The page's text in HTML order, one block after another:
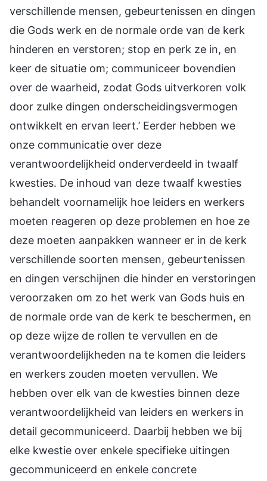
verschillende mensen, gebeurtenissen en dingen
die Gods werk en de normale orde van de kerk
hinderen en verstoren; stop en perk ze in, en
keer de situatie om; communiceer bovendien
over de waarheid, zodat Gods uitverkoren volk
door zulke dingen onderscheidingsvermogen
ontwikkelt en ervan leert.’ Eerder hebben we
onze communicatie over deze
verantwoordelijkheid onderverdeeld in twaalf
kwesties. De inhoud van deze twaalf kwesties
behandelt voornamelijk hoe leiders en werkers
moeten reageren op deze problemen en hoe ze
deze moeten aanpakken wanneer er in de kerk
verschillende soorten mensen, gebeurtenissen
en dingen verschijnen die hinder en verstoringen
veroorzaken om zo het werk van Gods huis en
de normale orde van de kerk te beschermen, en
op deze wijze de rollen te vervullen en de
verantwoordelijkheden na te komen die leiders
en werkers zouden moeten vervullen. We
hebben over elk van de kwesties binnen deze
verantwoordelijkheid van leiders en werkers in
detail gecommuniceerd. Daarbij hebben we bij
elke kwestie over enkele specifieke uitingen
gecommuniceerd en enkele concrete